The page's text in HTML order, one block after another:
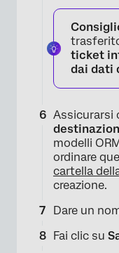
ticket
dai dati
Assicurarsi
modelli
ordinare
cartella
creazione.
Dare un
Fai clic su